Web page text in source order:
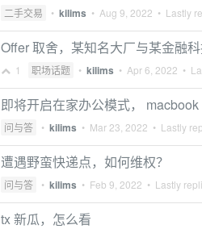
二手交易 • kilims • Aug 9, 2022 • Lastly
Offer 取舍，某知名大厂与某金融
1 职场话题 • kilims • Apr 6, 2022 •
即将开启在家办公模式， macbook
问与答 • kilims • Mar 23, 2022 • Lastly
遭遇野蛮快递点，如何维权？
问与答 • kilims • Feb 9, 2022 • Lastly
tx 新瓜，怎么看